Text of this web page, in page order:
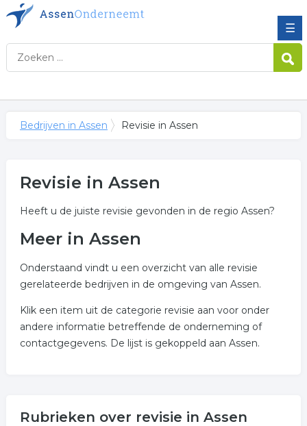
☰
Bedrijven in Assen Revisie in Assen
Revisie in Assen
Heeft u de juiste revisie gevonden in de regio Assen?
Meer in Assen
Onderstaand vindt u een overzicht van alle revisie
gerelateerde bedrijven in de omgeving van Assen.
Klik een item uit de categorie revisie aan voor onder
andere informatie betreffende de onderneming of
contactgegevens. De lijst is gekoppeld aan Assen.
Rubrieken over revisie in Assen